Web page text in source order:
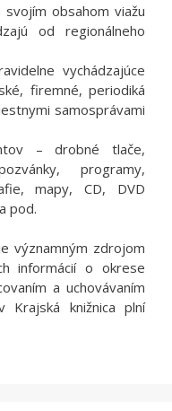
svojím obsahom viažu
od regionálneho
vychádzajúce
firemné, periodiká
samosprávami
– drobné tlače,
programy,
mapy, CD, DVD
pod.
významným zdrojom
informácií o okrese
a uchovávaním
Krajská knižnica plní